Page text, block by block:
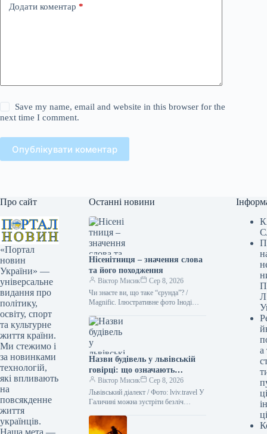
Додати коментар *
Save my name, email and website in this browser for the
next time I comment.
Опублікувати коментар
Про сайт
«Портал
новин
України» —
універсальне
видання про
політику,
освіту, спорт
та культурне
життя країни.
Ми стежимо і
за новинками
технологій,
які впливають
на
повсякденне
життя
українців.
Останні новини
Нісенітниця – значення слова
та його походження
Віктор Мисик
Сер 8, 2026
Чи знаєте ви, що таке “єрунда”? /
Magnific. Ілюстративне фото Іноді
захопливим, ніж його значення.
Адже…
Назви будівель у львівській
говірці: що означають
“двірець”, “креденс”,
“кнайпа”
Віктор Мисик
Сер 8, 2026
Львівський діалект / Фото: lviv.travel У
Галичині можна зустріти безліч
спантеличити навіть досвідченого
мандрівника. Тож не…
Л
а
ці